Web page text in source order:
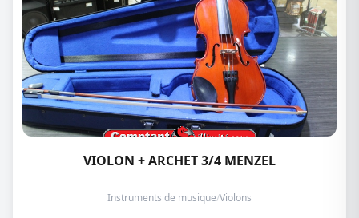
VIOLON + ARCHET 3/4 MENZEL
Instruments de musique/Violons